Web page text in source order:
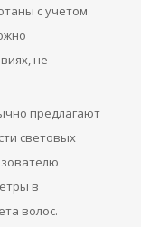
с учетом
не
предлагают
световых
в
волос.